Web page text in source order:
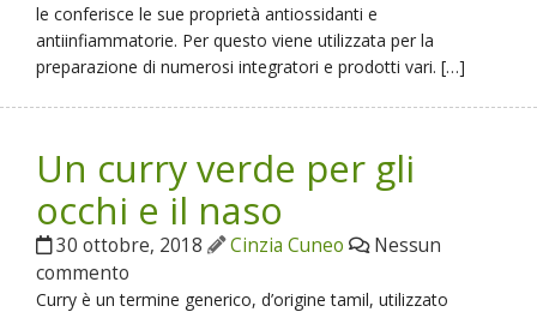
le conferisce le sue proprietà antiossidanti e
antiinfiammatorie. Per questo viene utilizzata per la
preparazione di numerosi integratori e prodotti vari. […]
Un curry verde per gli
occhi e il naso
30 ottobre, 2018 Cinzia Cuneo
Nessun
commento
Curry è un termine generico, d’origine tamil, utilizzato